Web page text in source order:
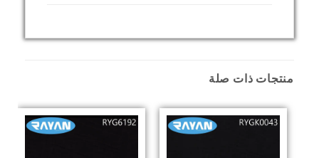
منتجات ذات صلة